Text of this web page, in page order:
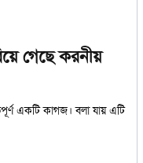
গেছে করনীয়
একটি কাগজ। বলা যায় এটি